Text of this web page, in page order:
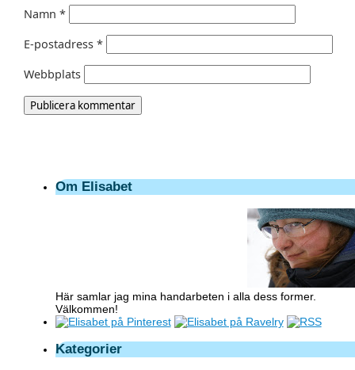
Namn *
E-postadress *
Webbplats
Om Elisabet
Här samlar jag mina handarbeten i alla dess former.
Välkommen!
Kategorier